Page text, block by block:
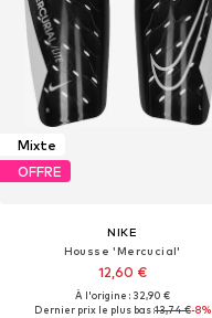
Mixte
OFFRE
NIKE
Housse 'Mercucial'
12,60 €
À l'origine : 32,90 €
Dernier prix le plus bas :13,74 €-8%